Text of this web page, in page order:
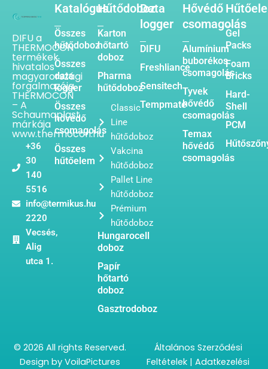
DIFU a
THERMOCON
termékek
hivatalos
magyarországi
forgalmazója.
THERMOCON
– A
Schaumaplast
márkája
www.thermocon.hu
+36
30
140
5516
info@termikus.hu
2220
Vecsés,
Alig
utca 1.
Katalógus
Összes
hűtődoboz
Összes
data
logger
Összes
hővédő
csomagolás
Összes
hűtőelem
Hűtődoboz
Karton
hőtartó
doboz
Pharma
hűtődoboz
Classic
Line
hűtődoboz
Vakcina
hűtődoboz
Pallet Line
hűtődoboz
Prémium
hűtődoboz
Hungarocell
doboz
Papír
hőtartó
doboz
Gasztrodoboz
Data
logger
DIFU
Freshliance
Sensitech
Tempmate
Hővédő
csomagolás
Alumínium
buborékos
csomagolás
Tyvek
hővédő
csomagolás
Temax
hővédő
csomagolás
Gel
Packs
Foam
Bricks
Hard-
Shell
PCM
© 2026 All rights Reserved.
Design by VoilaPictures
Általános Szerződési
Feltételek | Adatkezelési